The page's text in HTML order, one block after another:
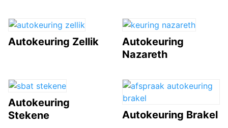
Autokeuring Zellik
Autokeuring
Nazareth
Autokeuring
Stekene
Autokeuring Brakel